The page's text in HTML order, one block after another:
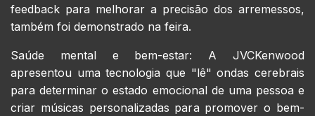
feedback para melhorar a precisão dos arremessos,
também foi demonstrado na feira.
Saúde mental e bem-estar: A JVCKenwood
apresentou uma tecnologia que "lê" ondas cerebrais
para determinar o estado emocional de uma pessoa e
criar músicas personalizadas para promover o bem-